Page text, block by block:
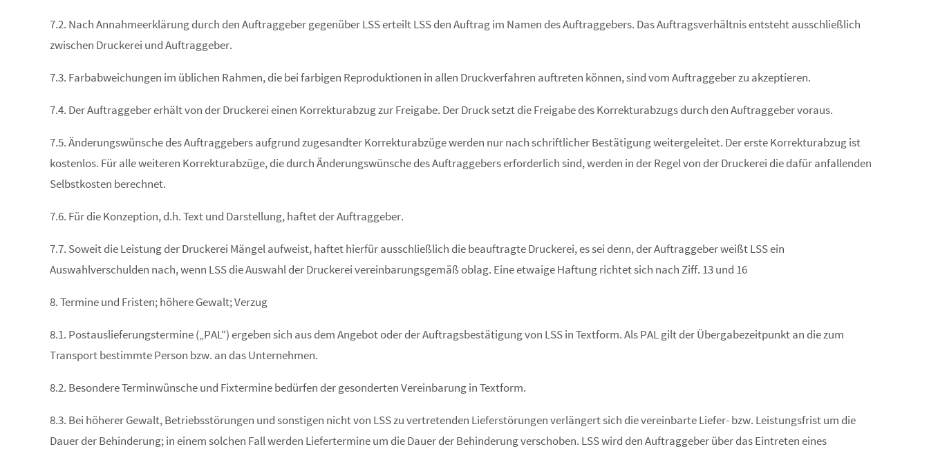
7.2. Nach Annahmeerklärung durch den Auftraggeber gegenüber LSS erteilt LSS den Auftrag im Namen des Auftraggebers. Das Auftragsverhältnis entsteht ausschließlich
zwischen Druckerei und Auftraggeber.
7.3. Farbabweichungen im üblichen Rahmen, die bei farbigen Reproduktionen in allen Druckverfahren auftreten können, sind vom Auftraggeber zu akzeptieren.
7.4. Der Auftraggeber erhält von der Druckerei einen Korrekturabzug zur Freigabe. Der Druck setzt die Freigabe des Korrekturabzugs durch den Auftraggeber voraus.
7.5. Änderungswünsche des Auftraggebers aufgrund zugesandter Korrekturabzüge werden nur nach schriftlicher Bestätigung weitergeleitet. Der erste Korrekturabzug ist
kostenlos. Für alle weiteren Korrekturabzüge, die durch Änderungswünsche des Auftraggebers erforderlich sind, werden in der Regel von der Druckerei die dafür anfallenden
Selbstkosten berechnet.
7.6. Für die Konzeption, d.h. Text und Darstellung, haftet der Auftraggeber.
7.7. Soweit die Leistung der Druckerei Mängel aufweist, haftet hierfür ausschließlich die beauftragte Druckerei, es sei denn, der Auftraggeber weißt LSS ein
Auswahlverschulden nach, wenn LSS die Auswahl der Druckerei vereinbarungsgemäß oblag. Eine etwaige Haftung richtet sich nach Ziff. 13 und 16
8. Termine und Fristen; höhere Gewalt; Verzug
8.1. Postauslieferungstermine („PAL“) ergeben sich aus dem Angebot oder der Auftragsbestätigung von LSS in Textform. Als PAL gilt der Übergabezeitpunkt an die zum
Transport bestimmte Person bzw. an das Unternehmen.
8.2. Besondere Terminwünsche und Fixtermine bedürfen der gesonderten Vereinbarung in Textform.
8.3. Bei höherer Gewalt, Betriebsstörungen und sonstigen nicht von LSS zu vertretenden Lieferstörungen verlängert sich die vereinbarte Liefer- bzw. Leistungsfrist um die
Dauer der Behinderung; in einem solchen Fall werden Liefertermine um die Dauer der Behinderung verschoben. LSS wird den Auftraggeber über das Eintreten eines